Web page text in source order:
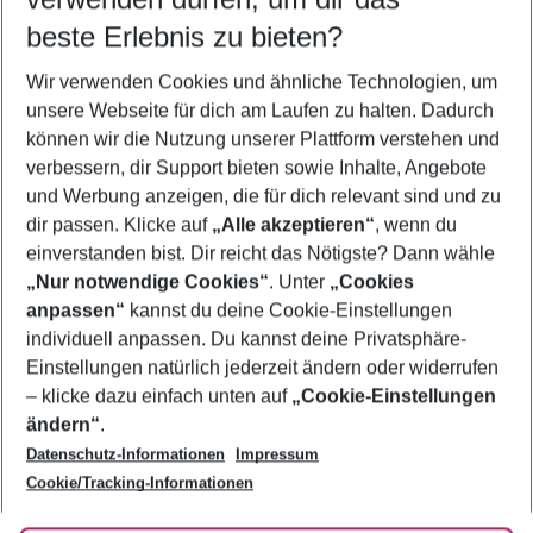
5-8 Nächte
2 Erwachsene Keine Kinder
Mehr Filter anzeigen
Footer
Footer navigation
Über uns
AGB
Bestpreisgarantie
Cookie-Einstellungen ändern
Cookie-Richtlinie
Agenturbetreuung
Barrierefreies Reisen
Folge uns
beste Erlebnis zu bieten?
Wir verwenden Cookies und ähnliche Technologien, um
unsere Webseite für dich am Laufen zu halten. Dadurch
können wir die Nutzung unserer Plattform verstehen und
verbessern, dir Support bieten sowie Inhalte, Angebote
und Werbung anzeigen, die für dich relevant sind und zu
dir passen. Klicke auf „Alle akzeptieren“, wenn du
einverstanden bist. Dir reicht das Nötigste? Dann wähle
„Nur notwendige Cookies“. Unter „Cookies
anpassen“ kannst du deine Cookie-Einstellungen
individuell anpassen. Du kannst deine Privatsphäre-
Einstellungen natürlich jederzeit ändern oder widerrufen
– klicke dazu einfach unten auf „Cookie-Einstellungen
ändern“.
Datenschutz-Informationen
Impressum
Cookie/Tracking-Informationen